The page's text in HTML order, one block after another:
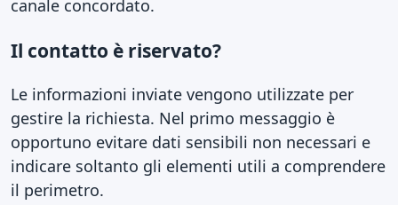
canale concordato.
Il contatto è riservato?
Le informazioni inviate vengono utilizzate per
gestire la richiesta. Nel primo messaggio è
opportuno evitare dati sensibili non necessari e
indicare soltanto gli elementi utili a comprendere
il perimetro.